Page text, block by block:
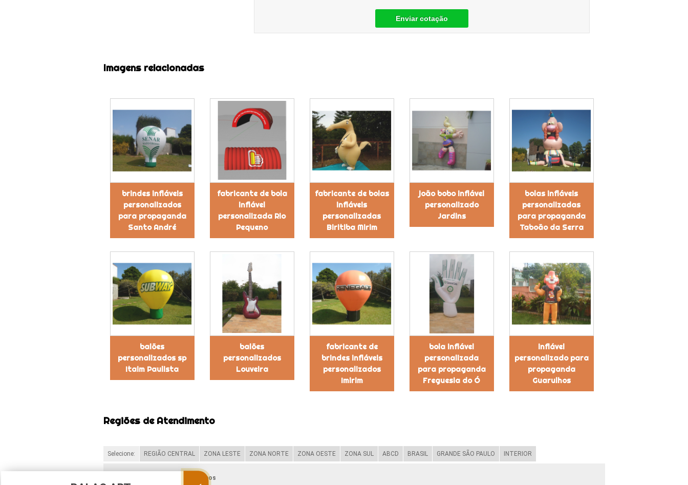
Enviar cotação
Imagens relacionadas
brindes infláveis
personalizados
para propaganda
Santo André
fabricante de bola
inflável
personalizada Rio
Pequeno
fabricante de bolas
infláveis
personalizadas
Biritiba Mirim
joão bobo inflável
personalizado
Jardins
bolas infláveis
personalizadas
para propaganda
Taboão da Serra
balões
personalizados sp
Itaim Paulista
balões
personalizados
Louveira
fabricante de
brindes infláveis
personalizados
Imirim
bola inflável
personalizada
para propaganda
Freguesia do Ó
inflável
personalizado para
propaganda
Guarulhos
Regiões de Atendimento
Selecione: REGIÃO CENTRAL ZONA LESTE ZONA NORTE ZONA OESTE ZONA SUL ABCD BRASIL GRANDE SÃO PAULO INTERIOR
Verifique as regiões que atendemos